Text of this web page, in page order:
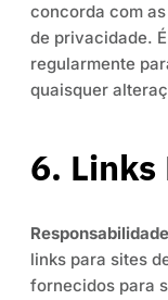
concorda com
de privacidade.
regularmente
quaisquer
6. Links
links para sites
fornecidos para